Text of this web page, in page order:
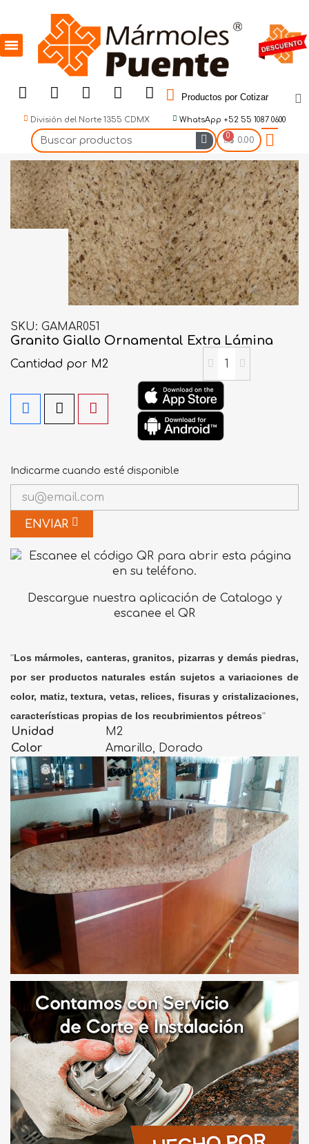
Productos por Cotizar
División del Norte 1355 CDMX WhatsApp +52 55 1087 0600
$ 0.00
SKU GAMAR051
Granito Giallo Ornamental Extra Lámina
Cantidad por M2
Indicarme cuando esté disponible
ENVIAR
Descargue nuestra aplicación de Catalogo y
escanee el QR
"Los mármoles, canteras, granitos, pizarras y demás piedras,
por ser productos naturales están sujetos a variaciones de
color, matiz, textura, vetas, relices, fisuras y cristalizaciones,
características propias de los recubrimientos pétreos"
Unidad
M2
Color
Amarillo, Dorado